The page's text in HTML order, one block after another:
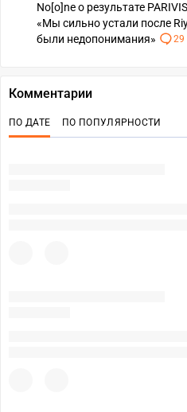
No[o]ne о результате
«Мы сильно устали после
были недопонимания»
29
Комментарии
ПО ДАТЕ ПО ПОПУЛЯРНОСТИ